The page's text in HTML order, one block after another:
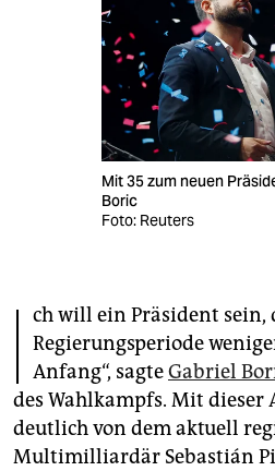
veranstaltungen
unterstützen
abo
genossenschaft
epaper login
Mit 35 zum neuen
Boric
Foto: Reuters
I ch will ein Präsident sein,
Regierungsperiode
Anfang“, sagteGabriel
des Wahlkampfs. Mit dieser
deutlich von dem aktuell
Multimilliardär Sebastián